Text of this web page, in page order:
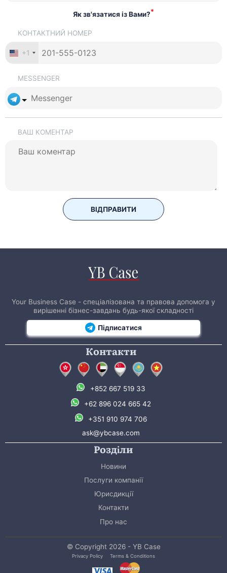
Як зв'язатися із Вами?*
КОНТАКТНИЙ НОМЕР
+1
MESSENGER
ВАШ КОМЕНТАР
ВІДПРАВИТИ
Your Business Case - спеціалізована та правова допомога у
вирішенні бізнес-завдань будь-якої складності
Підписатися
Контакти
+852 667 519 33
+62 896 024 665 42
+351 910 974 706
ask@ybcase.com
Розділи
Новини
Послуги компанії
Юрисдикції
Контакти
Про нас
© Copyright 2026 - YB Case
Privacy Policy Terms & Conditions